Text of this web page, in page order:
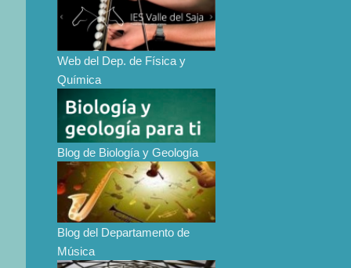
Web del Dep. de Física y
Química
Blog de Biología y Geología
Blog del Departamento de
Música